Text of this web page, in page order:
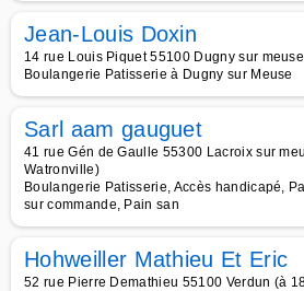
Jean-Louis Doxin
14 rue Louis Piquet 55100 Dugny sur
Boulangerie Patisserie à Dugny sur Meuse
Sarl aam gauguet
41 rue Gén de Gaulle 55300 Lacroix sur
Watronville)
Boulangerie Patisserie, Accès handicapé,
sur commande, Pain san
Hohweiller Mathieu Et Eric
52 rue Pierre Demathieu 55100 Verdun (à